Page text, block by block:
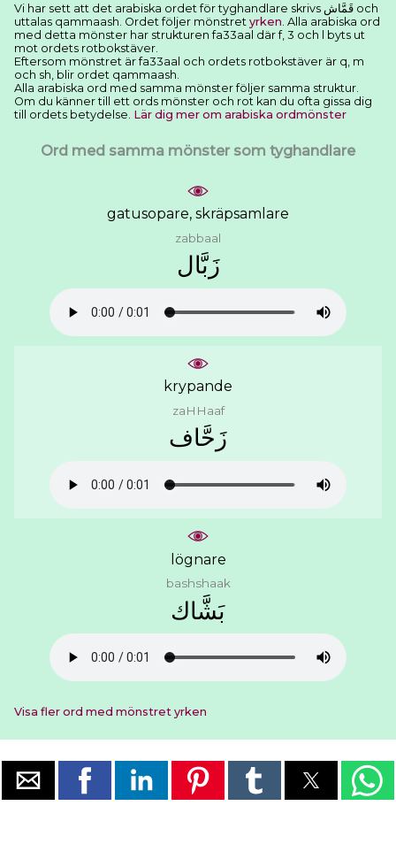
Vi har sett att det arabiska ordet för tyghandlare skrivs ﻗَﻤَّﺎﺵ och
uttalas qammaash. Ordet följer mönstret yrken . Alla arabiska ord
med detta mönster har strukturen fa33aal där f, 3 och l byts ut
mot ordets rotbokstäver.
Eftersom mönstret är fa33aal och ordets rotbokstäver är q, m
och sh, blir ordet qammaash.
Alla arabiska ord med samma mönster följer samma struktur.
Om du känner till ett ords mönster och rot kan du ofta gissa dig
till ordets betydelse. Lär dig mer om arabiska ordmönster
Ord med samma mönster som tyghandlare
gatusopare, skräpsamlare
zabbaal
ﺯَﺑَّﺎﻝ
krypande
zaHHaaf
ﺯَﺣَّﺎﻑ
lögnare
bashshaak
ﺑَﺸَّﺎﻙ
Visa fler ord med mönstret yrken